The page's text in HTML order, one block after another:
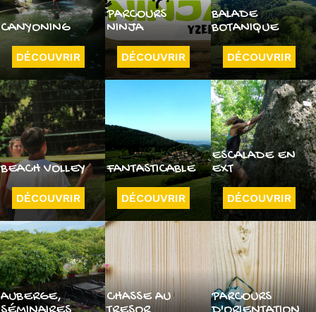
CANYONING
DÉCOUVRIR
PARCOURS
NINJA
DÉCOUVRIR
BALADE
BOTANIQUE
DÉCOUVRIR
BEACH VOLLEY
DÉCOUVRIR
FANTASTICABLE
DÉCOUVRIR
ESCALADE EN
EXT
DÉCOUVRIR
AUBERGE,
CHASSE AU
PARCOURS